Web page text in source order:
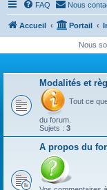
FAQ Nous
Accueil Portail
Nous
Modalités et
Tout ce
du forum.
Sujets : 3
A propos du